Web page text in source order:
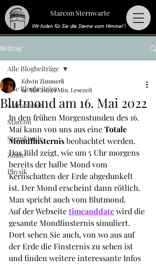
Starcon Sternwarte
Wir holen für Sie die Sterne vom Himmel !
Beitrag
Alle Blogbeiträge
Astronomie
Starcon
Sternkunde
Zitate
Physik
Alle Blogbeiträge
Blutmond am 16. Mai 2022
Edwin Zimmerli
14. Mai 20221 Min. Lesezeit
In den frühen Morgenstunden des 16.
Mai kann von uns aus eine Totale
Mondfinsternis beobachtet werden.
Das Bild zeigt, wie um 5 Uhr morgens
bereits der halbe Mond vom
Kernschatten der Erde abgedunkelt
ist. Der Mond erscheint dann rötlich.
Man spricht auch vom Blutmond.
Auf der Webseite timeanddate wird die
gesamte Mondfinsternis simuliert.
Dort sehen Sie auch, von wo aus auf
der Erde die Finsternis zu sehen ist
und finden weitere interessante Infos